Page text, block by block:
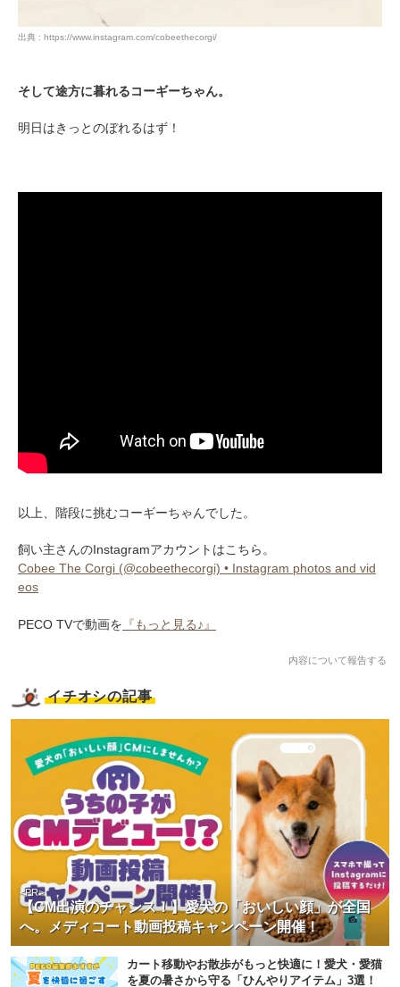
出典 : https://www.instagram.com/cobeethecorgi/
そして途方に暮れるコーギーちゃん。
明日はきっとのぼれるはず！
以上、階段に挑むコーギーちゃんでした。
飼い主さんのInstagramアカウントはこちら。
Cobee The Corgi (@cobeethecorgi) • Instagram photos and vid
eos
PECO TVで動画を 『もっと見る♪』
内容について報告する
イチオシの記事
【CM出演のチャンス！】愛犬の「おいしい顔」が全国
へ。メディコート動画投稿キャンペーン開催！
<PR>
カート移動やお散歩がもっと快適に！愛犬・愛猫
を夏の暑さから守る「ひんやりアイテム」3選！